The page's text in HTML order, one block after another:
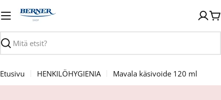
sisältöön
Haku
Etusivu HENKILÖHYGIENIA Mavala käsivoide 120 ml